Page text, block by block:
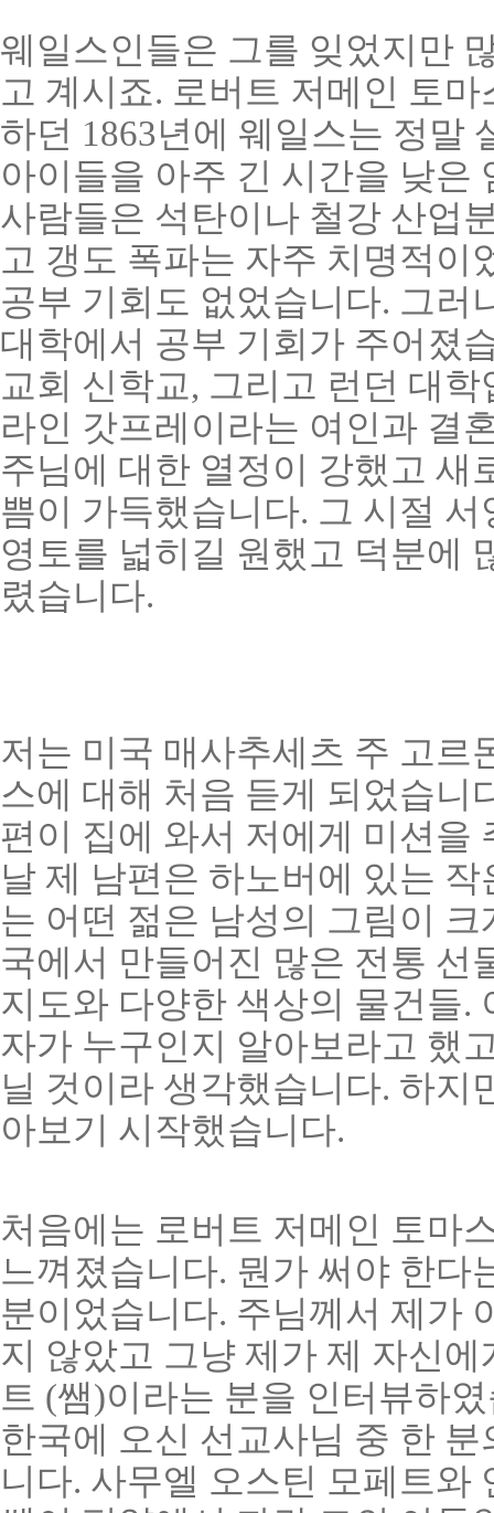
웨일스인들은 그를 잊었지만
고 계시죠. 로버트 저메인 토
하던 1863년에 웨일스는 정말
아이들을 아주 긴 시간을 낮은
사람들은 석탄이나 철강 산업
고 갱도 폭파는 자주 치명적
공부 기회도 없었습니다. 그러
대학에서 공부 기회가 주어졌
교회 신학교, 그리고 런던 대
라인 갓프레이라는 여인과 결
주님에 대한 열정이 강했고 새
쁨이 가득했습니다. 그 시절
영토를 넓히길 원했고 덕분에
렸습니다.
저는 미국 매사추세츠 주 고르
스에 대해 처음 듣게 되었습니
편이 집에 와서 저에게 미션을
날 제 남편은 하노버에 있는
는 어떤 젊은 남성의 그림이
국에서 만들어진 많은 전통 선
지도와 다양한 색상의 물건들.
자가 누구인지 알아보라고 했
닐 것이라 생각했습니다. 하지
아보기 시작했습니다.
처음에는 로버트 저메인 토마
느껴졌습니다. 뭔가 써야 한다
분이었습니다. 주님께서 제가
지 않았고 그냥 제가 제 자신
트 (쌤)이라는 분을 인터뷰하
한국에 오신 선교사님 중 한
니다. 사무엘 오스틴 모페트와